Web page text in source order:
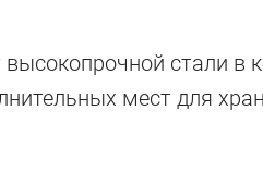
стали в
мест для
России)